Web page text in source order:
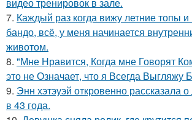
видео тренировок в зале.
7. Каждый раз когда вижу летние топы
бандо, всё, у меня начинается
животом.
8. "Мне Нравится, Когда мне Говорят
это не Означает, что я Всегда Выгляжу
9. Энн хэтэуэй откровенно рассказала
в 43 года.